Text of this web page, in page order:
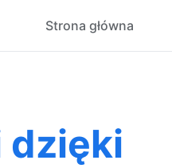
Strona główna
dzięki